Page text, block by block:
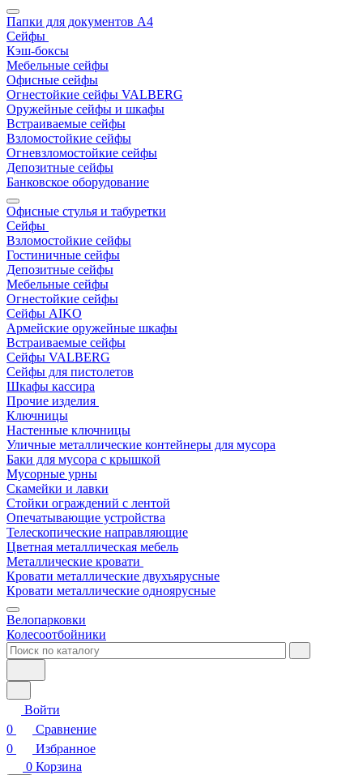
Папки для документов A4
Сейфы
Кэш-боксы
Мебельные сейфы
Офисные сейфы
Огнестойкие сейфы VALBERG
Оружейные сейфы и шкафы
Встраиваемые сейфы
Взломостойкие сейфы
Огневзломостойкие сейфы
Депозитные сейфы
Банковское оборудование
Офисные стулья и табуретки
Сейфы
Взломостойкие сейфы
Гостиничные сейфы
Депозитные сейфы
Мебельные сейфы
Огнестойкие сейфы
Сейфы AIKO
Армейские оружейные шкафы
Встраиваемые сейфы
Сейфы VALBERG
Сейфы для пистолетов
Шкафы кассира
Прочие изделия
Ключницы
Настенные ключницы
Уличные металлические контейнеры для мусора
Баки для мусора с крышкой
Мусорные урны
Скамейки и лавки
Стойки ограждений с лентой
Опечатывающие устройства
Телескопические направляющие
Цветная металлическая мебель
Металлические кровати
Кровати металлические двухъярусные
Кровати металлические одноярусные
Велопарковки
Колесоотбойники
Войти
0
Сравнение
0
Избранное
0 Корзина